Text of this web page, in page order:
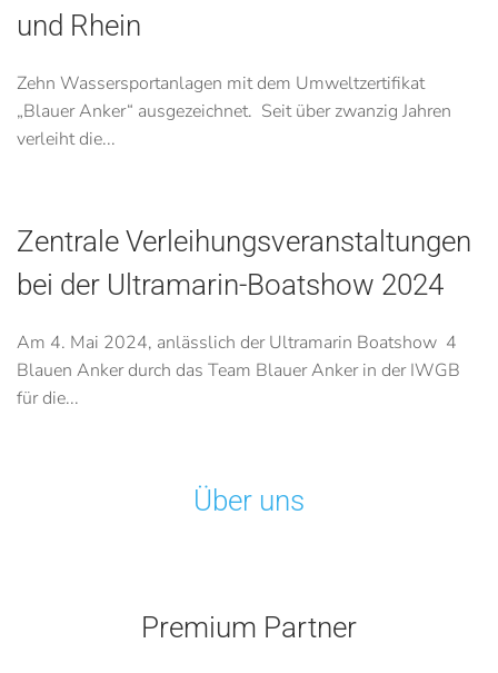
und Rhein
Zehn Wassersportanlagen mit dem Umweltzertifikat
„Blauer Anker“ ausgezeichnet. Seit über zwanzig Jahren
verleiht die...
Zentrale Verleihungsveranstaltungen
bei der Ultramarin-Boatshow 2024
Am 4. Mai 2024, anlässlich der Ultramarin Boatshow 4
Blauen Anker durch das Team Blauer Anker in der IWGB
für die...
Über uns
Premium Partner